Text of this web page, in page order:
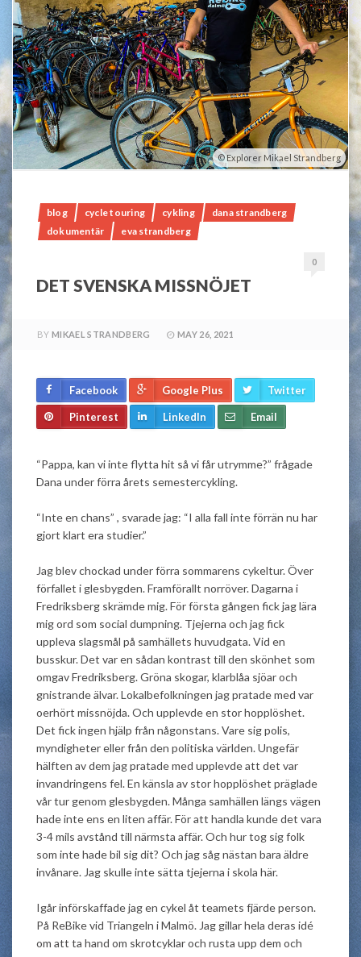
Explorer Mikael Strandberg
blog cycle touring cykling
dana strandberg
dokumentär
eva strandberg
0
DET SVENSKA MISSNÖJET
BY MIKAEL STRANDBERG MAY 26, 2021
Facebook Google Plus Twitter
Pinterest LinkedIn Email
“Pappa, kan vi inte flytta hit så vi får utrymme?” frågade
Dana under förra årets semestercykling.
“Inte en chans” , svarade jag: “I alla fall inte förrän nu har
gjort klart era studier.”
Jag blev chockad under förra sommarens cykeltur. Över
förfallet i glesbygden. Framförallt norröver. Dagarna i
Fredriksberg skrämde mig. För första gången fick jag lära
mig ord som social dumpning. Tjejerna och jag fick
uppleva slagsmål på samhällets huvudgata. Vid en
busskur. Det var en sådan kontrast till den skönhet som
omgav Fredriksberg. Gröna skogar, klarblåa sjöar och
gnistrande älvar. Lokalbefolkningen jag pratade med var
oerhört missnöjda. Och upplevde en stor hopplöshet.
Det fick ingen hjälp från någonstans. Vare sig polis,
myndigheter eller från den politiska världen. Ungefär
hälften av dem jag pratade med upplevde att det var
invandringens fel. En känsla av stor hopplöshet präglade
vår tur genom glesbygden. Många samhällen längs vägen
hade inte ens en liten affär. För att handla kunde det vara
3-4 mils avstånd till närmsta affär. Och hur tog sig folk
som inte hade bil sig dit? Och jag såg nästan bara äldre
invånare. Jag skulle inte sätta tjejerna i skola här.
Igår införskaffade jag en cykel åt teamets fjärde person.
På ReBike vid Triangeln i Malmö. Jag gillar hela deras idé
om att ta hand om skrotcyklar och rusta upp dem och